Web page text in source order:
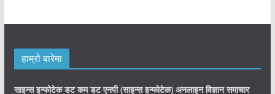
हाम्रो बारेमा
साइन्स इन्फोटेक डट कम डट एनपी (साइन्सइन्फोटेक) अनलाइन विज्ञान समाचार